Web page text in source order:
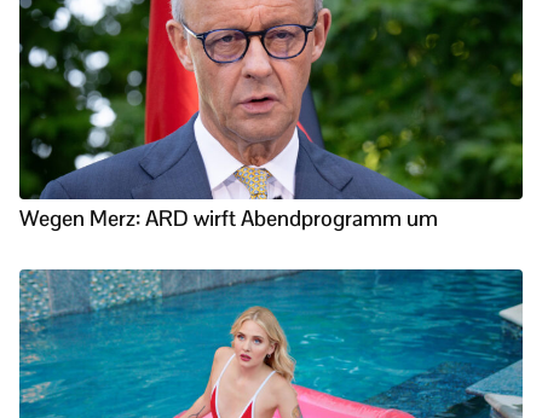
Wegen Merz: ARD wirft Abendprogramm um